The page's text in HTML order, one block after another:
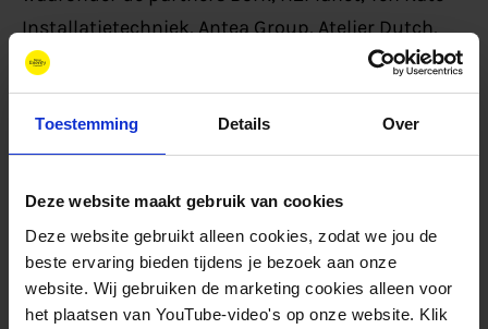
Toestemming Details Over
Deze website maakt gebruik van cookies
Deze website gebruikt alleen cookies, zodat we jou de
beste ervaring bieden tijdens je bezoek aan onze
website. Wij gebruiken de marketing cookies alleen voor
het plaatsen van YouTube-video's op onze website. Klik
Installatietechniek, Antea Group, Atelier Dutch,
het Kennislab voor Urbanisme en New Energy
Coalition.
De waterstof-projecten in Hoogeveen zijn
onderdeel van
HEAVENN/Hydrogen Valley